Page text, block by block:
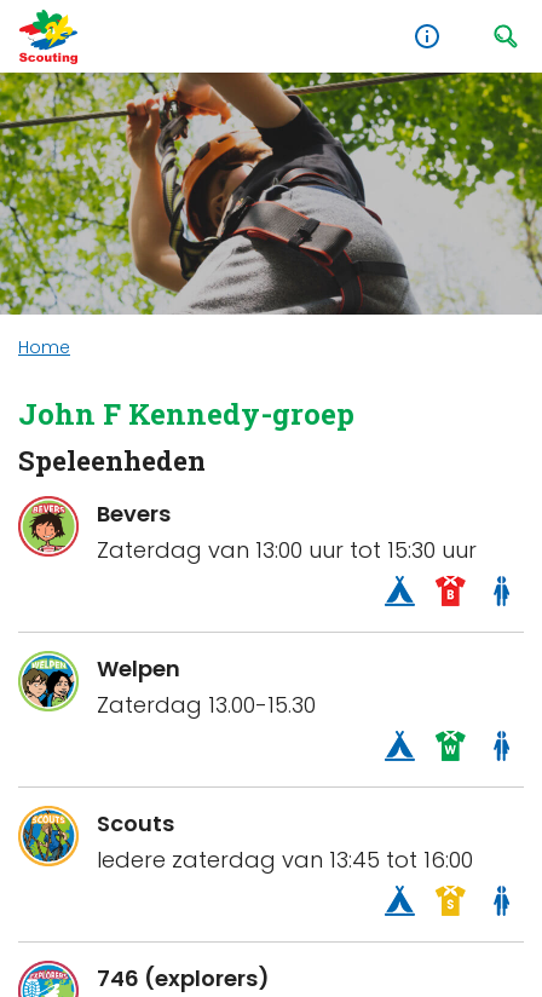
Home
John F Kennedy-groep
Speleenheden
Bevers
Zaterdag van 13:00 uur tot 15:30 uur
Welpen
Zaterdag 13.00-15.30
Scouts
Iedere zaterdag van 13:45 tot 16:00
746 (explorers)